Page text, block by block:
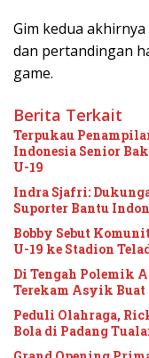
Gim kedua
dan pertandingan
game.
Berita Terkait
Terpukau
Indonesia Senior
U-19
Indra Sjafri:
Suporter Bantu
Bobby Sebut
U-19 ke Stadion
Di Tengah Polemik
Terekam Asyik
Peduli Olahraga,
Bola di Padang